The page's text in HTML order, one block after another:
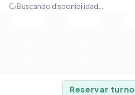
progress_activityBuscando disponibilidad…
Reservar turno